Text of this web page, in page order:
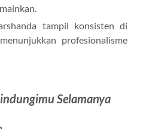
tampil konsisten di
profesionalisme
Selamanya